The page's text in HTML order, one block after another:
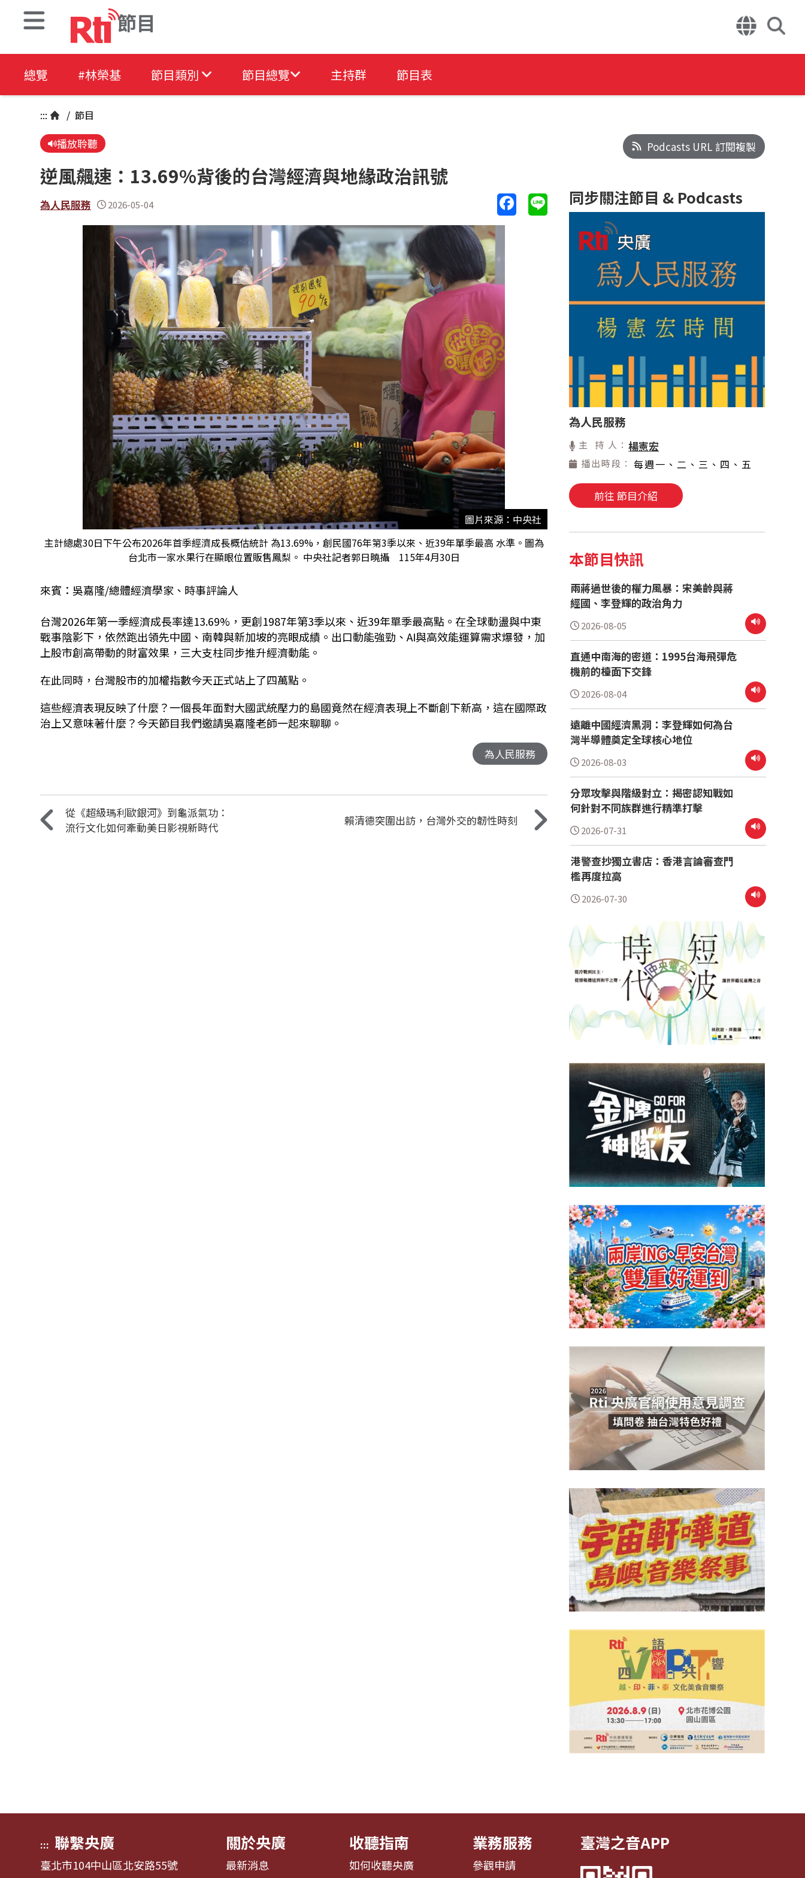
節目
總覽 #林榮基 節目類別 節目總覽 主持群 節目表
::: / 節目
播放聆聽
逆風飆速：13.69%背後的台灣經濟與地緣政治訊號
為人民服務 2026-05-04
圖片來源：中央社
主計總處30日下午公布2026年首季經濟成長概估統計 為13.69%，創民國76年第3季以來、近39年單季最高 水準。圖為
台北市一家水果行在顯眼位置販售鳳梨。 中央社記者郭日曉攝 115年4月30日
來賓：吳嘉隆/總體經濟學家、時事評論人
台灣2026年第一季經濟成長率達13.69%，更創1987年第3季以來、近39年單季最高點。在全球動盪與中東
戰事陰影下，依然跑出領先中國、南韓與新加坡的亮眼成績。出口動能強勁、AI與高效能運算需求爆發，加
上股市創高帶動的財富效果，三大支柱同步推升經濟動能。
在此同時，台灣股市的加權指數今天正式站上了四萬點。
這些經濟表現反映了什麼？一個長年面對大國武統壓力的島國竟然在經濟表現上不斷創下新高，這在國際政
治上又意味著什麼？今天節目我們邀請吳嘉隆老師一起來聊聊。
為人民服務
從《超級瑪利歐銀河》到龜派氣功：
流行文化如何牽動美日影視新時代
賴清德突圍出訪，台灣外交的韌性時刻
Podcasts URL 訂閱複製
同步關注節目 & Podcasts
為人民服務
主 持 人：楊憲宏
播出時段： 每週一、二、三、四、五
前往 節目介紹
本節目快訊
兩蔣過世後的權力風暴：宋美齡與蔣
經國、李登輝的政治角力
2026-08-05
直通中南海的密道：1995台海飛彈危
機前的檯面下交鋒
2026-08-04
遠離中國經濟黑洞：李登輝如何為台
灣半導體奠定全球核心地位
2026-08-03
分眾攻擊與階級對立：揭密認知戰如
何針對不同族群進行精準打擊
2026-07-31
港警查抄獨立書店：香港言論審查門
檻再度拉高
2026-07-30
::: 聯繫央廣
臺北市104中山區北安路55號
關於央廣
最新消息
收聽指南
如何收聽央廣
業務服務
參觀申請
臺灣之音APP